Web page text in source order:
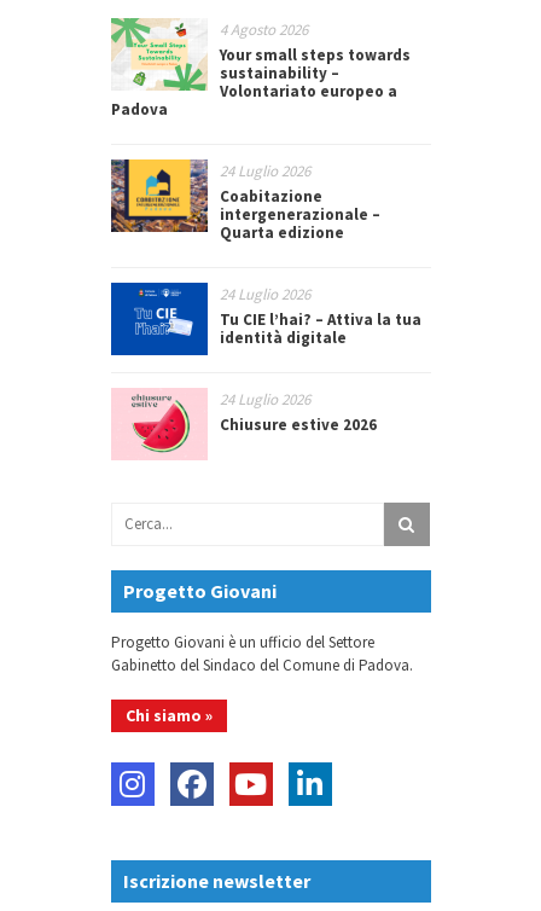
4 Agosto 2026
Your small steps towards
sustainability –
Volontariato europeo a
Padova
24 Luglio 2026
Coabitazione
intergenerazionale –
Quarta edizione
24 Luglio 2026
Tu CIE l’hai? – Attiva la tua
identità digitale
24 Luglio 2026
Chiusure estive 2026
Progetto Giovani
Progetto Giovani è un ufficio del Settore
Gabinetto del Sindaco del Comune di Padova.
Chi siamo »
Iscrizione newsletter